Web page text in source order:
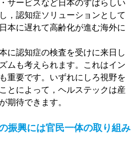
サービスなど日本のすばらしい
，認知症ソリューションとして
本に遅れて高齢化が進む海外に
に認知症の検査を受けに来日し
ムも考えられます。これはイン
重要です。いずれにしろ視野を
とによって，ヘルステックは産
期待できます。
振興には官民一体の取り組み